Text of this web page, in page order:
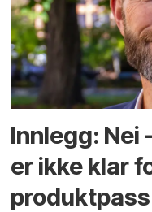
Innlegg: Nei
er ikke klar